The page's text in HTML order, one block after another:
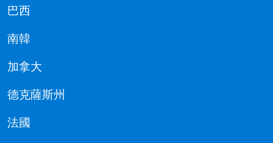
巴西
南韓
加拿大
德克薩斯州
法國